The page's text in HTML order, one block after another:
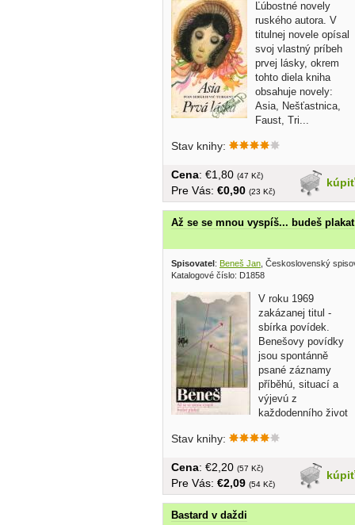
Ľúbostné novely
ruského autora. V
titulnej novele opísal
svoj vlastný príbeh
prvej lásky, okrem
tohto diela kniha
obsahuje novely:
Asia, Nešťastnica,
Faust, Tri...
Stav knihy:
kúpiť
Cena: €1,80 (47 Kč)
Pre Vás: €0,90 (23 Kč)
Až se se mnou vyspíš... budeš plakat
Spisovatel: Beneš Jan , Československý
Katalogové číslo: D1858
V roku 1969
zakázanej titul -
sbírka povídek.
Benešovy povídky
jsou spontánně
psané záznamy
příběhú, situací a
výjevú z
každodenního život
Stav knihy:
kúpiť
Cena: €2,20 (57 Kč)
Pre Vás: €2,09 (54 Kč)
Bastard v daždi